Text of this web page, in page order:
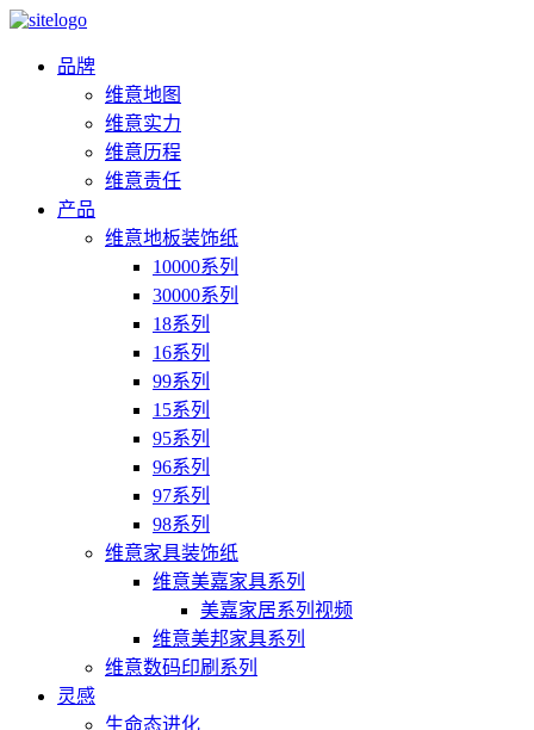
品牌
维意地图
维意实力
维意历程
维意责任
产品
维意地板装饰纸
10000系列
30000系列
18系列
16系列
99系列
15系列
95系列
96系列
97系列
98系列
维意家具装饰纸
维意美嘉家具系列
美嘉家居系列视频
维意美邦家具系列
维意数码印刷系列
灵感
生命态进化